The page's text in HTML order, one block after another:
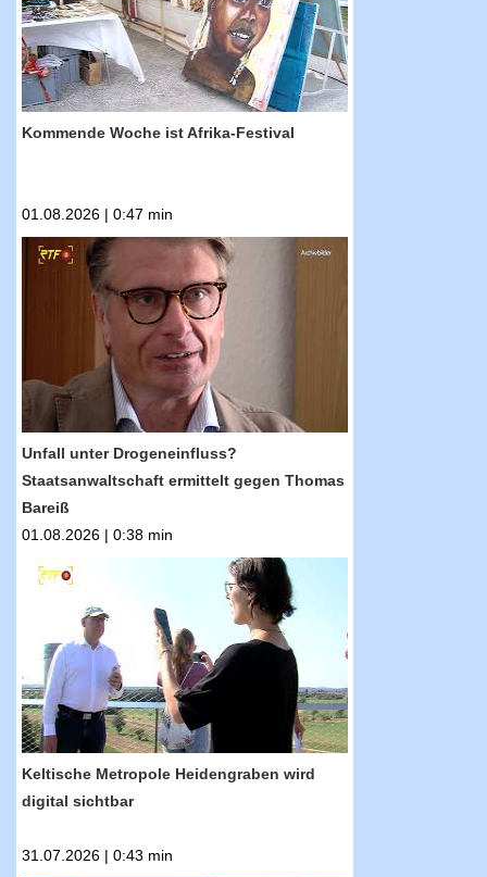
Kommende Woche ist Afrika-Festival
01.08.2026 | 0:47 min
RTF.1-Nachrichten: Unfall unter
Drogeneinfluss? Staatsanwaltschaft ermittelt
gegen Thomas Bareiß
Unfall unter Drogeneinfluss?
Staatsanwaltschaft ermittelt gegen Thomas
Bareiß
01.08.2026 | 0:38 min
RTF.1-Nachrichten: Keltische Metropole
Heidengraben wird digital sichtbar
Keltische Metropole Heidengraben wird
digital sichtbar
31.07.2026 | 0:43 min